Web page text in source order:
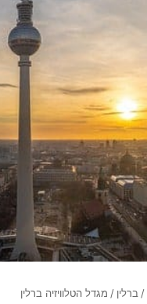
/ברלין / מגדל הטלוויזיה ברלין